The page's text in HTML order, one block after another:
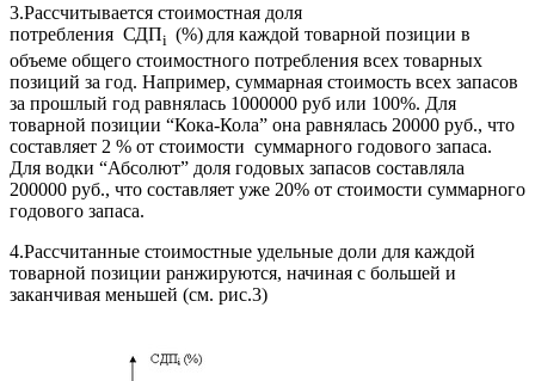
3.Рассчитывается стоимостная доля
потребления СДПi (%) для каждой товарной позиции в
объеме общего стоимостного потребления всех товарных
позиций за год. Например, суммарная стоимость всех запасов
за прошлый год равнялась 1000000 руб или 100%. Для
товарной позиции “Кока-Кола” она равнялась 20000 руб., что
составляет 2 % от стоимости суммарного годового запаса.
Для водки “Абсолют” доля годовых запасов составляла
200000 руб., что составляет уже 20% от стоимости суммарного
годового запаса.
4.Рассчитанные стоимостные удельные доли для каждой
товарной позиции ранжируются, начиная с большей и
заканчивая меньшей (см. рис.3)